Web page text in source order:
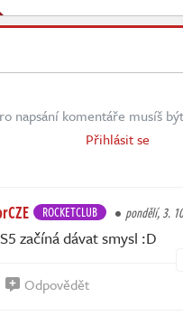
napsání komentáře musíš
Přihlásit se
ROCKETCLUB pondělí, 3.
začíná dávat smysl :D
Odpovědět